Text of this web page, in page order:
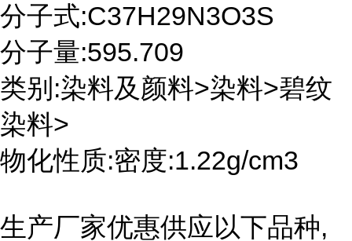
分子式:C37H29N3O3S
分子量:595.709
类别:染料及颜料>染料>碧纹
染料>
物化性质:密度:1.22g/cm3
生产厂家优惠供应以下品种,